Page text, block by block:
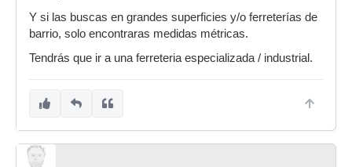
Y si las buscas en grandes superficies y/o ferreterías de
barrio, solo encontraras medidas métricas.
Tendrás que ir a una ferreteria especializada / industrial.